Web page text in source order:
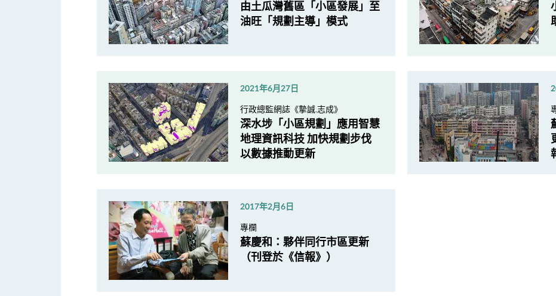
由土瓜灣舊區「小區發展」至
油旺「規劃主導」模式
2021年6月27日
行政總監網誌《摯誠.志成》
深水埗「小區規劃」應用智慧
地理資訊科技 加快規劃步伐
以數據推動更新
2017年2月6日
專欄
蘇慶和：夥伴同行市區更新
（刊登於《信報》）